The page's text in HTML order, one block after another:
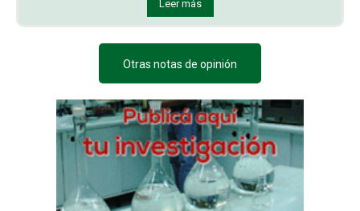
Leer más
Otras notas de opinión